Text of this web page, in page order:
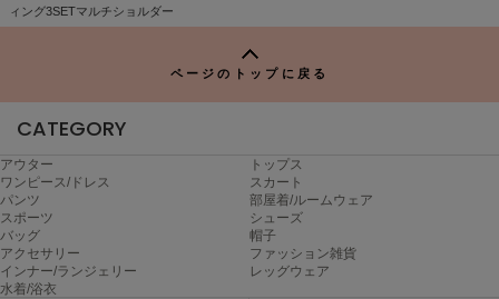
TO
P
ィング3SETマルチショルダー
ページのトップに戻る
CATEGORY
アウター
トップス
ワンピース/ドレス
スカート
パンツ
部屋着/ルームウェア
スポーツ
シューズ
バッグ
帽子
アクセサリー
ファッション雑貨
インナー/ランジェリー
レッグウェア
水着/浴衣